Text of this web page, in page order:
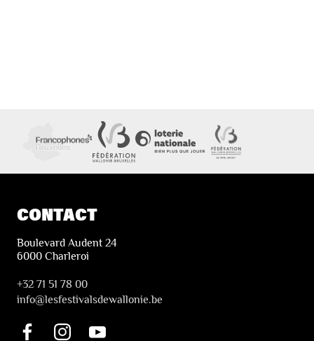
CONTACT
Boulevard Audent 24
6000 Charleroi
+32 71 51 78 00
info@lesfestivalsdewallonie.be